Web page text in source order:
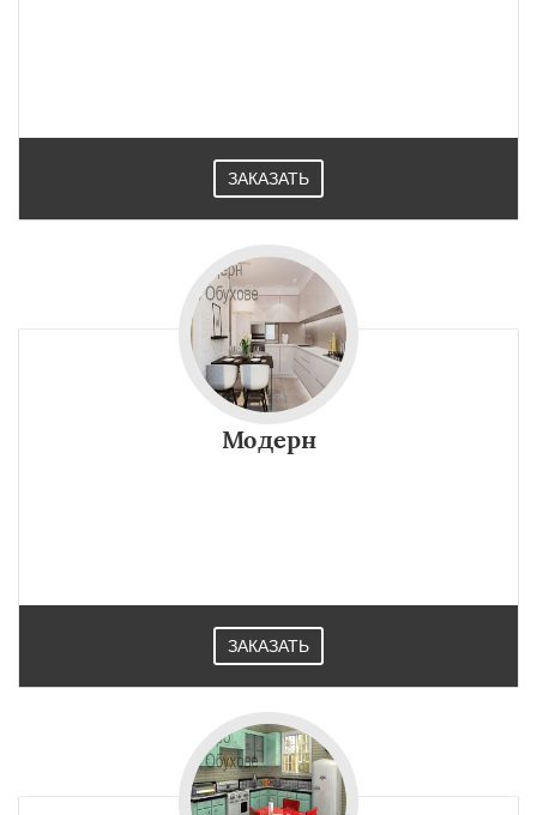
ЗАКАЗАТЬ
Модерн
ЗАКАЗАТЬ